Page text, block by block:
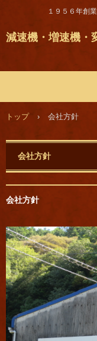
減速機・増速機・
１９５６年創
トップ › 会社方針
会社方針
会社方針